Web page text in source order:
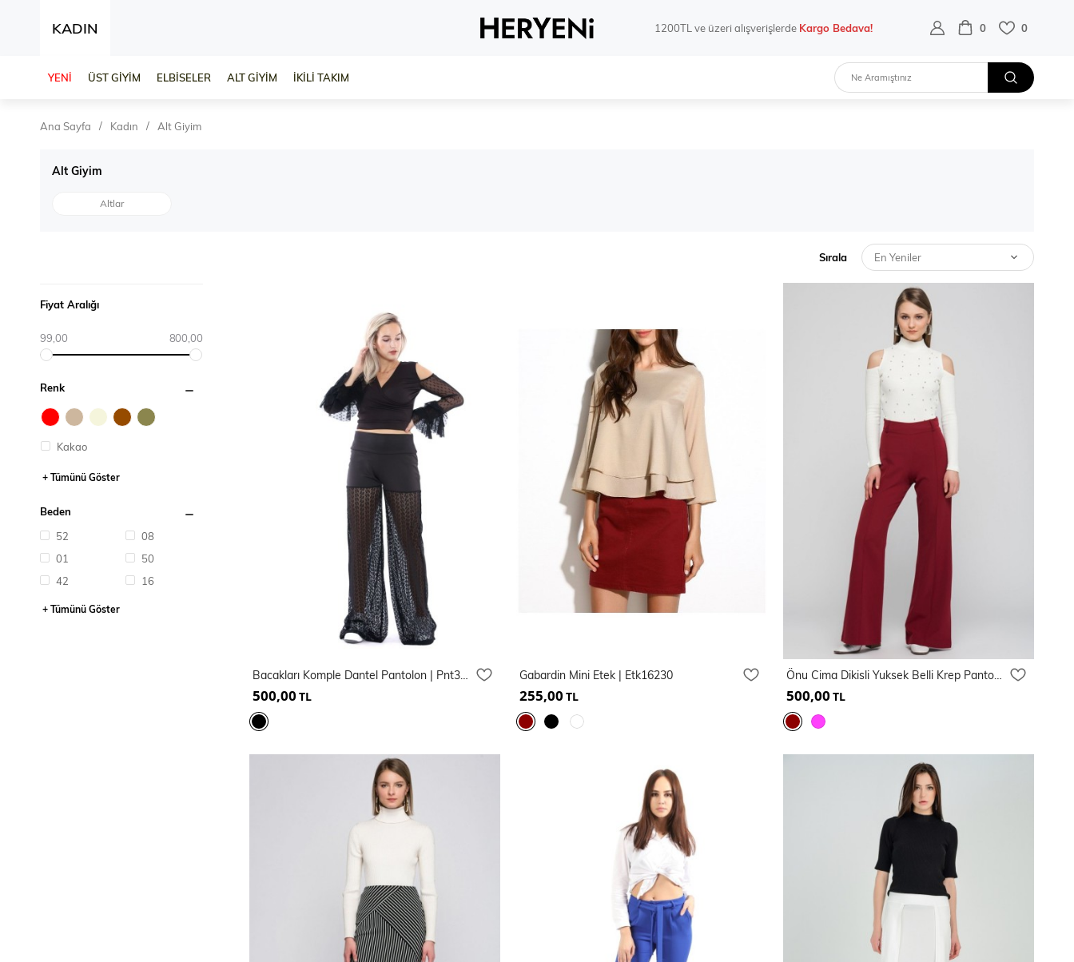
KADIN 1200TL ve üzeri alışverişlerde Kargo Bedava! 0 0
YENİ ÜST GİYİM ELBİSELER ALT GİYİM İKİLİ TAKIM
Ana Sayfa Kadın Alt Giyim
Alt Giyim
Altlar
Fiyat Aralığı
99,00 800,00
Renk
Kakao
+ Tümünü Göster
Beden
52
01
42
08
50
16
+ Tümünü Göster
Sırala En Yeniler
Bacakları Komple Dantel Pantolon | Pnt31423
500,00 TL
Gabardin Mini Etek | Etk16230
255,00 TL
Önu Cima Dikisli Yuksek Belli Krep Pantolon | Pnt31041
500,00 TL